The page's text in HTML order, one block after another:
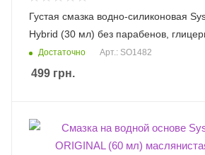
Густая смазка водно-силиконовая
Hybrid (30 мл) без парабенов,
Достаточно Арт.: SO1482
499 грн.